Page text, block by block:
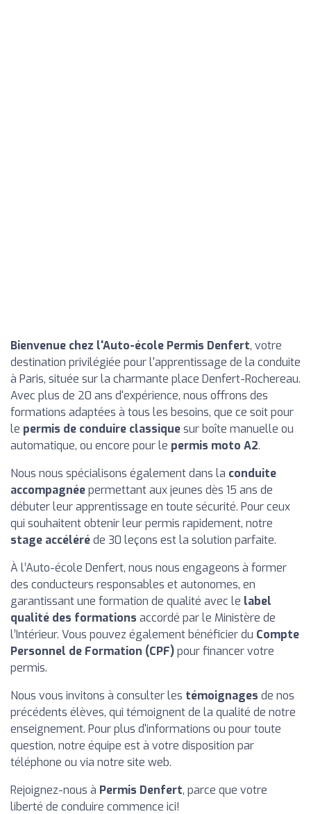
Bienvenue chez l'Auto-école Permis Denfert, votre
destination privilégiée pour l'apprentissage de la conduite
à Paris, située sur la charmante place Denfert-Rochereau.
Avec plus de 20 ans d'expérience, nous offrons des
formations adaptées à tous les besoins, que ce soit pour
le permis de conduire classiquesur boîte manuelle ou
automatique, ou encore pour le permis moto A2.
Nous nous spécialisons également dans la conduite
accompagnéepermettant aux jeunes dès 15 ans de
débuter leur apprentissage en toute sécurité. Pour ceux
qui souhaitent obtenir leur permis rapidement, notre
stage accéléréde 30 leçons est la solution parfaite.
À l’Auto-école Denfert, nous nous engageons à former
des conducteurs responsables et autonomes, en
garantissant une formation de qualité avec le label
qualité des formations accordé par le Ministère de
l’Intérieur. Vous pouvez également bénéficier du Compte
Personnel de Formation (CPF)pour financer votre
permis.
Nous vous invitons à consulter les témoignages de nos
précédents élèves, qui témoignent de la qualité de notre
enseignement. Pour plus d'informations ou pour toute
question, notre équipe est à votre disposition par
téléphone ou via notre site web.
Rejoignez-nous à Permis Denfert, parce que votre
liberté de conduire commence ici!